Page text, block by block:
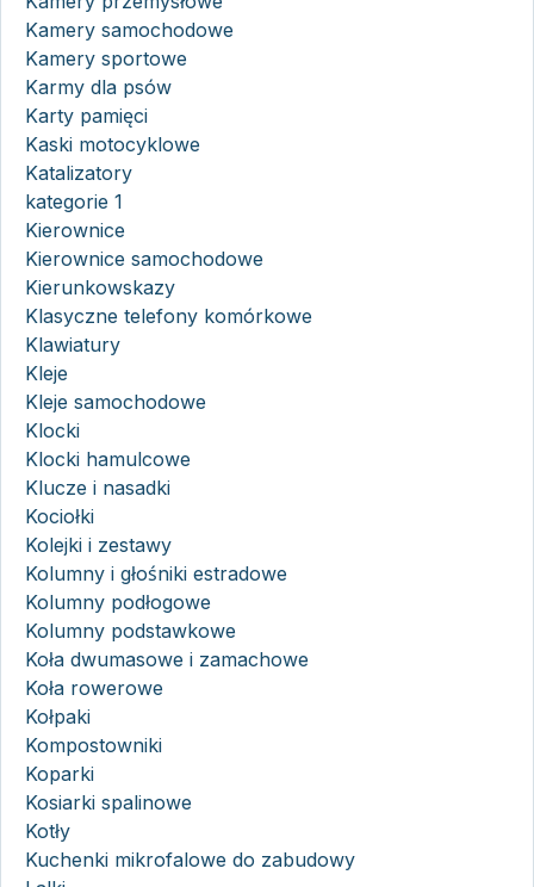
Kamery samochodowe
Kamery sportowe
Karmy dla psów
Karty pamięci
Kaski motocyklowe
Katalizatory
kategorie 1
Kierownice
Kierownice samochodowe
Kierunkowskazy
Klasyczne telefony komórkowe
Klawiatury
Kleje
Kleje samochodowe
Klocki
Klocki hamulcowe
Klucze i nasadki
Kociołki
Kolejki i zestawy
Kolumny i głośniki estradowe
Kolumny podłogowe
Kolumny podstawkowe
Koła dwumasowe i zamachowe
Koła rowerowe
Kołpaki
Kompostowniki
Koparki
Kosiarki spalinowe
Kotły
Kuchenki mikrofalowe do zabudowy